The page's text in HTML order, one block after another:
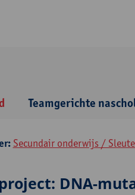
Teamgerichte
Secundair onderwijs /
project: DNA-